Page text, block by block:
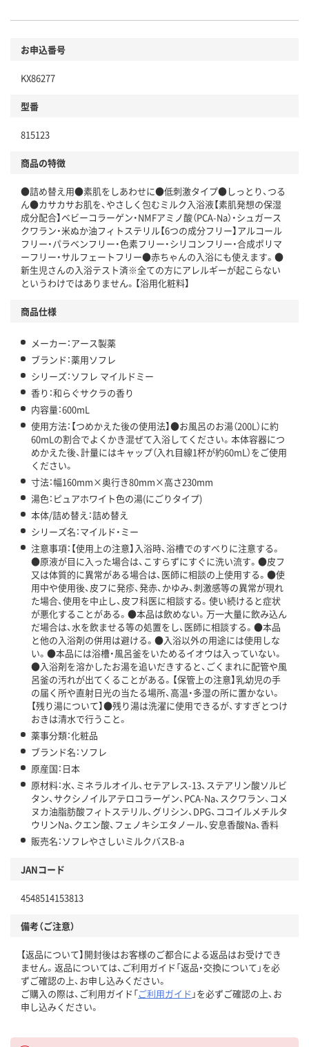
お申込番号
KX86277
型番
815123
商品の特徴
●詰め替え用●素肌をしあわせに●低刺激タイプ●しっとり、つる
ん●カサカサお肌を、やさしく包むミルク入浴液【素肌発想の保湿
成分配合】ベビーコラーゲン・NMFアミノ酸（PCA-Na）・シュガース
クワラン・米ぬか油フィトステリル【6つの成分フリー】アルコール
フリー・パラベンフリー・色素フリー・シリコンフリー・合成ポリマ
ーフリー・サルフェートフリー●赤ちゃんの入浴にも使えます。●
新生児さんの入浴テスト済※全ての方にアレルギーが起こらない
というわけではありません。【浴用化粧料】
商品仕様
メーカー：アース製薬
ブランド：薬用ソフレ
シリーズ：ソフレ マイルドミー
香り：和らぐサクラの香り
内容量：600mL
使用方法：【つめかえた後の使用法】●お風呂のお湯（200L）に約
60mLの割合でよくかき混ぜて入浴してください。本体容器につ
めかえた後、計量にはキャップ（入れ目線1杯が約60mL）をご使用
ください。
寸法：幅160mm×奥行き80mm×高さ230mm
湯色：ピュアホワイト色の湯(にごりタイプ)
本体/詰め替え：詰め替え
シリーズ名：マイルド・ミー
注意事項：【使用上の注意】入浴時、浴槽でのすべりに注意する。
●原液が目に入った場合は、こすらずにすぐに洗い流す。●皮フ
又は体質的に異常がある場合は、医師に相談の上使用する。●使
用中や使用後、皮フに発疹、発赤、かゆみ、刺激感等の異常が現れ
た場合、使用を中止し、皮フ科医に相談する。使い続けると症状
が悪化することがある。●本品は飲めない。万一大量に飲み込ん
だ場合は、水を飲ませる等の処置をし、医師に相談する。●本品
と他の入浴剤の併用は避ける。●入浴以外の用途には使用しな
い。●本品には浴槽・風呂釜をいためるイオウは入っていない。
●入浴剤を溶かしたお湯を追いだきすると、ごくまれに配管や風
呂釜の汚れが出てくることがある。【保管上の注意】乳幼児の手
の届く所や直射日光の当たる場所、高温・多湿の所に置かない。
【残り湯について】●残り湯は洗濯に使用できるが、すすぎとつけ
おきは清水で行うこと。
薬事分類：化粧品
ブランド名：ソフレ
原産国：日本
原材料：水、ミネラルオイル、セテアレス-13、ステアリン酸ソルビ
タン、サクシノイルアテロコラーゲン、PCA-Na、スクワラン、コメ
ヌカ油脂肪酸フィトステリル、グリシン、DPG、ココイルメチルタ
ウリンNa、クエン酸、フェノキシエタノール、安息香酸Na、香料
販売名：ソフレやさしいミルクバスB-a
JANコード
4548514153813
備考（ご注意）
【返品について】開封後はお客様のご都合による返品はお受けでき
ません。返品については、ご利用ガイド「返品・交換について」を必
ずご確認の上、お申し込みください。
ご購入の際は、ご利用ガイド「ご利用ガイド 」を必ずご確認の上、お
申し込みください。